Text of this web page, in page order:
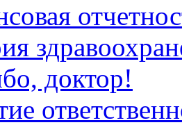
доктор!